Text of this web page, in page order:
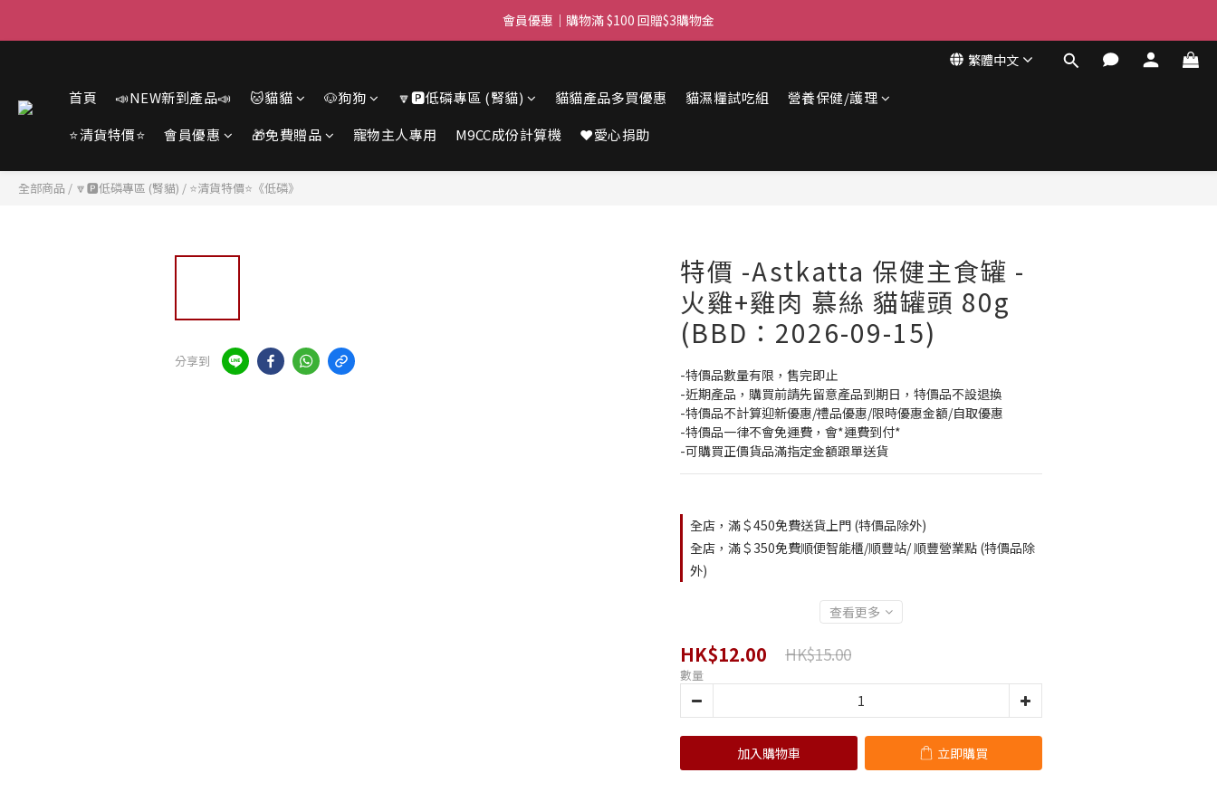
滿$450免費送貨上門 I 滿$350免運 順豐自取
會員優惠｜購物滿 $100 回贈$3購物金
繁體中文
首頁 📣NEW新到產品📣 🐱貓貓 🐶狗狗 🔽🅿️低磷專區 (腎貓) 貓貓產品多買優惠 貓濕糧試吃組
營養保健/護理
⭐清貨特價⭐
會員優惠 🎁免費贈品 寵物主人專用 M9CC成份計算機 ❤️愛心捐助
全部商品 / 🔽🅿️低磷專區 (腎貓) / ⭐清貨特價⭐《低磷》
分享到
特價 -Astkatta 保健主食罐 -
火雞+雞肉 慕絲 貓罐頭 80g
(BBD：2026-09-15)
-特價品數量有限，售完即止
-近期產品，購買前請先留意產品到期日，特價品不設退換
-特價品不計算迎新優惠/禮品優惠/限時優惠金額/自取優惠
-特價品一律不會免運費，會*運費到付*
-可購買正價貨品滿指定金額跟單送貨
全店，滿＄450免費送貨上門 (特價品除外)
全店，滿＄350免費順便智能櫃/順豐站/ 順豐營業點 (特價品除
外)
查看更多
HK$12.00 HK$15.00
數量
加入購物車 立即購買